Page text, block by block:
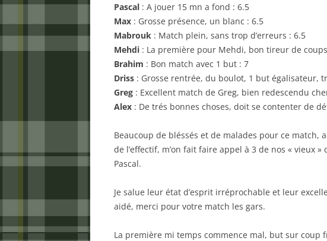
Pascal : A jouer 15 mn a fond : 6.5
Max : Grosse présence, un blanc : 6.5
Mabrouk : Match plein, sans trop d’erreurs : 6.5
Mehdi : La première pour Mehdi, bon tireur de
Brahim : Bon match avec 1 but : 7
Driss : Grosse rentrée, du boulot, 1 but égalisateur,
Greg : Excellent match de Greg, bien redescendu
Alex : De trés bonnes choses, doit se contenter de
Beaucoup de bléssés et de malades pour ce match,
de l’effectif, m’on fait faire appel à 3 de nos « vieux
Pascal.
Je salue leur état d’esprit irréprochable et leur
aidé, merci pour votre match les gars.
La première mi temps commence mal, but sur coup